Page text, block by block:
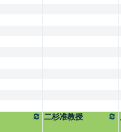
二杉准教授